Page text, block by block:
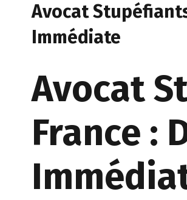
Avocat
Immédiate
Avocat
France :